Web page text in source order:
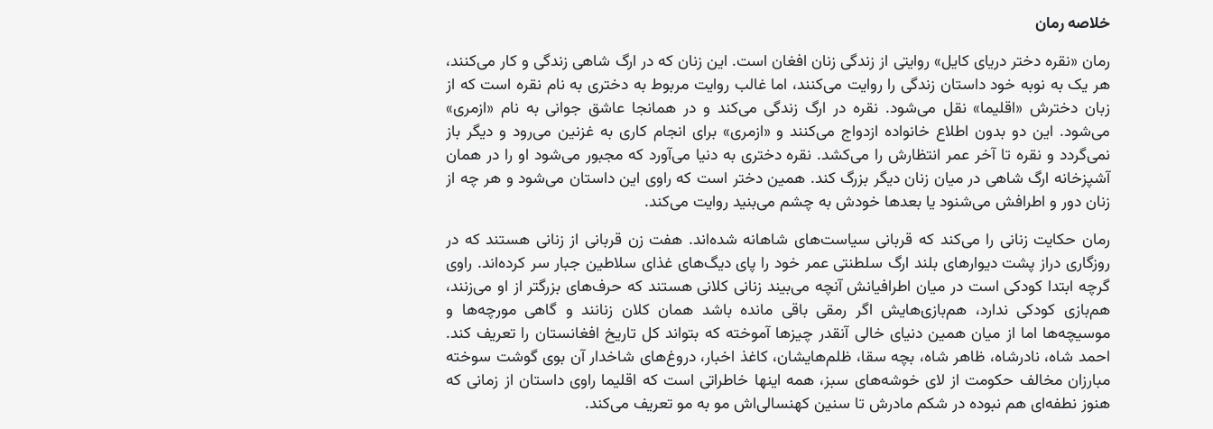
خلاصه رمان
رمان «نقره دختر دریای کایل» روایتی از زندگی زنان افغان است. این زنان که در ارگ شاهی زندگی و کار می‌کنند،
هر یک به نوبه خود داستان زندگی را روایت می‌کنند، اما غالب روایت مربوط به دختری به نام نقره است که از
زبان دخترش «اقلیما» نقل می‌شود. نقره در ارگ زند‌گی می‌کند و در همانجا عاشق جوانی به نام «ازمری»
می‌شود. این دو بدون اطلاع خانواده ازدواج می‌کنند و «ازمری» برای انجام کاری به غزنین می‌رود و دیگر باز
نمی‌گردد و نقره تا آخر عمر انتظارش را می‌کشد. نقره دختری به دنیا می‌آورد که مجبور می‌شود او را در همان
آشپزخانه ارگ شاهی در میان زنان دیگر بزرگ کند. همین دختر است که راوی این داستان می‌شود و هر چه از
زنان دور و اطرافش می‌شنود یا بعدها خودش به چشم می‌بنید روایت می‌کند.
رمان حکایت زنانی را می‌کند که قربانی سیاست‌های شاهانه شده‌اند. هفت زن قربانی از زنانی هستند که در
روزگاری دراز پشت دیوارهای بلند ارگ سلطنتی عمر خود را پای دیگ‌های غذای سلاطین جبار سر کرده‌اند. راوی
گرچه ابتدا کودکی است در میان اطرافیانش آنچه می‌بیند زنانی کلانی هستند که حرف‌های بزرگتر از او می‌زنند،
هم‌‌بازی کودکی ندارد، هم‌بازی‌هایش اگر رمقی باقی مانده باشد همان کلان زنانند و گاهی مورچه‌ها و
موسیچه‌ها اما از میان همین دنیای خالی آنقدر چیزها آموخته که بتواند کل تاریخ افغانستان را تعریف کند.
احمد شاه، نادرشاه، ظاهر شاه، بچه سقا، ظلم‌هایشان، کاغذ اخبار، دروغ‌های شاخدار آن بوی گوشت سوخته
مبارزان مخالف حکومت از لای خوشه‌های سبز، همه اینها خاطراتی است که اقلیما راوی داستان از زمانی که
هنوز نطفه‌ای هم نبوده در شکم مادرش تا سنین کهنسالی‌اش مو به مو تعریف می‌کند.